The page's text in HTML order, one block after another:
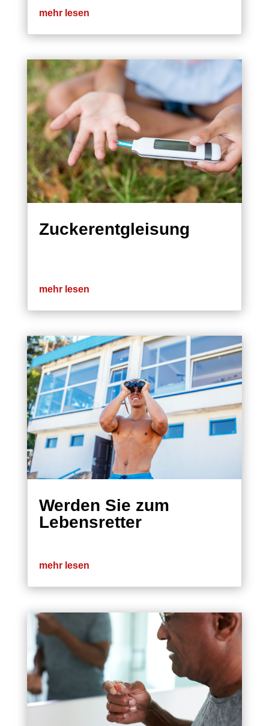
mehr lesen
Zuckerentgleisung
mehr lesen
Werden Sie zum
Lebensretter
mehr lesen